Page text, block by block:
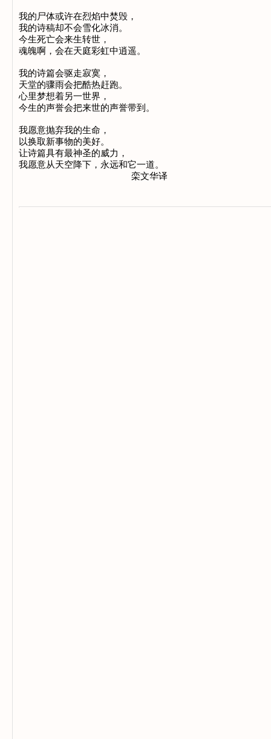
我的尸体或许在烈焰中焚毁，
我的诗稿却不会雪化冰消。
今生死亡会来生转世，
魂魄啊，会在天庭彩虹中逍遥。
我的诗篇会驱走寂寞，
天堂的骤雨会把酷热赶跑。
心里梦想着另一世界，
今生的声誉会把来世的声誉带到。
我愿意抛弃我的生命，
以换取新事物的美好。
让诗篇具有最神圣的威力，
我愿意从天空降下，永远和它一道。